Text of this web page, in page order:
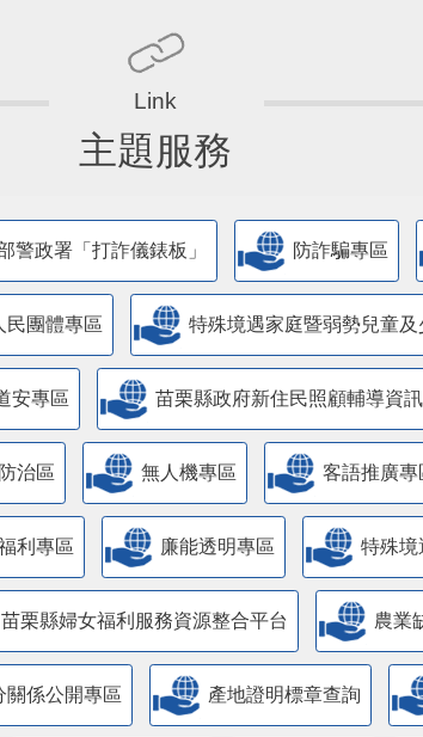
主題服務
警政署「打詐儀錶板」 防詐騙專區
民團體專區 特殊境遇家庭暨弱勢兒童
安專區 苗栗縣政府新住民照顧輔導資
治區 無人機專區 客語推廣專
利專區 廉能透明專區 特殊境
苗栗縣婦女福利服務資源整合平台 農業
關係公開專區 產地證明標章查詢